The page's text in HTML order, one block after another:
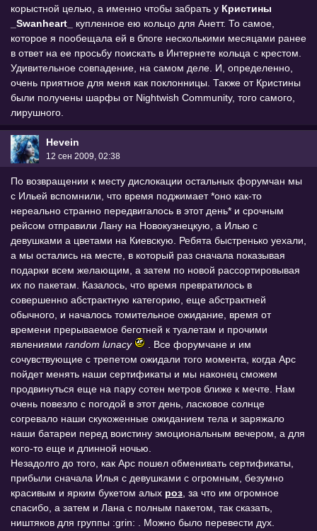
корыстной целью, а именно чтобы забрать у Кристины
_Swanheart_
купленное ею кольцо для Анетт. То самое,
которое я пообещала ей в блоге несколькими месяцами ранее
в ответ на ее просьбу поискать в Интернете кольца с крестом.
Удивительное совпадение, на самом деле. И, определенно,
очень приятное для меня как поклонницы. Также от Кристины
были получены шарфы от Nightwish Community, того самого,
лирушного.
Hevein
12 сен 2009, 02:38
По возвращении к месту дислокации остальных форумчан мы
с Ильей вспомнили, что время поджимает *оно как-то
нереально странно передвигалось в этот день* и срочным
рейсом отправили Лану на Новокузнецкую, а Илью с
девушками а цветами на Киевскую. Ребята быстренько уехали,
а мы остались на месте, в который раз сначала показывая
подарки всем желающим, а затем по новой рассортировывая
их по пакетам. Казалось, что время превратилось в
совершенно абстрактную категорию, еще абстрактней
обычного, и началось томительное ожидание, время от
времени прерываемое беготней к туалетам и прочими
явлениями random lunacy
. Все форумчане и им
сочувствующие с трепетом ожидали того момента, когда Арс
пойдет менять наши сертификаты и мы наконец сможем
продвинуться еще на пару сотен метров ближе к мечте. Нам
очень повезло с погодой в этот день, ласковое солнце
согревало наши скукоженные ожиданием тела и заряжало
наши батареи перед воистину эмоциональным вечером, а для
кого-то еще и длинной ночью.
Незадолго до того, как Арс пошел обменивать сертификаты,
прибыли сначала Илья с девушками с огромным, безумно
красивым и ярким букетом алых роз , за что им огромное
спасибо, а затем и Лана с полным пакетом, так сказать,
ништяков для группы :grin: . Можно было перевести дух.